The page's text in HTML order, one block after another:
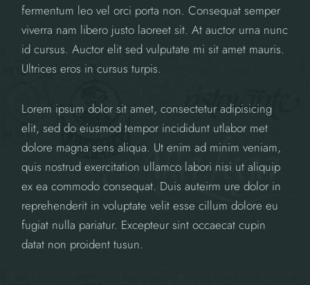
fermentum leo vel orci porta non. Consequat semper
viverra nam libero justo laoreet sit. At auctor urna nunc
id cursus. Auctor elit sed vulputate mi sit amet mauris.
Ultrices eros in cursus turpis.
Lorem ipsum dolor sit amet, consectetur adipisicing
elit, sed do eiusmod tempor incididunt utlabor met
dolore magna sens aliqua. Ut enim ad minim veniam,
quis nostrud exercitation ullamco labori nisi ut aliquip
ex ea commodo consequat. Duis auteirm ure dolor in
reprehenderit in voluptate velit esse cillum dolore eu
fugiat nulla pariatur. Excepteur sint occaecat cupin
datat non proident tusun.